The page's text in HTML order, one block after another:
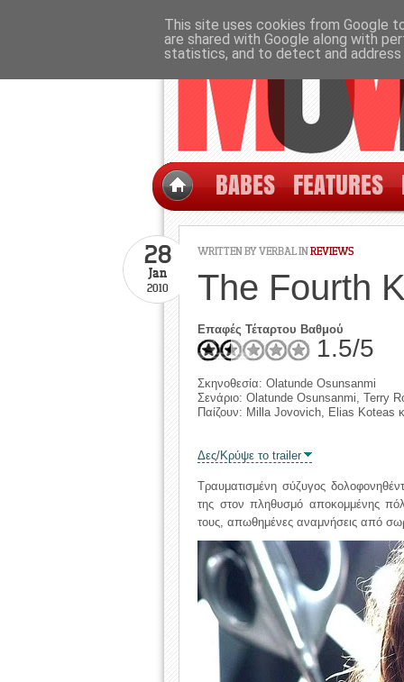
BABES FEATURES
WRITTEN BYVERBALINREVIEWS
28
Jan
2010 The Fourth
Επαφές Τέταρτου Βαθμού
1.5/5
Σκηνοθεσία: Olatunde Osunsanmi
Σενάριο: Olatunde Osunsanmi, Terry
Παίζουν: Milla Jovovich, Elias Koteas
Δες/Κρύψε το trailer
Τραυματισμένη σύζυγος
της στον πληθυσμό αποκομμένης
τους, απωθημένες αναμνήσεις από
This site uses cookies from Google
are shared with Google along with
statistics, and to detect and address